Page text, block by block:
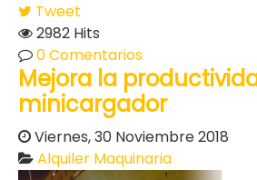
Tweet
2982 Hits
0 Comentarios
Mejora la
minicargador
Viernes, 30 Noviembre 2018
Alquiler Maquinaria